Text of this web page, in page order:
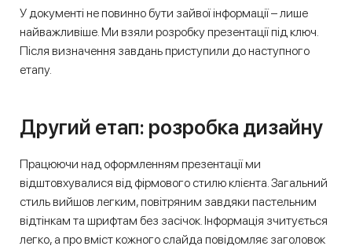
У документі не повинно бути зайвої інформації – лише
найважливіше. Ми взяли розробку презентації під ключ.
Після визначення завдань приступили до наступного
етапу.
Другий етап: розробка дизайну
Працюючи над оформленням презентації ми
відштовхувалися від фірмового стилю клієнта. Загальний
стиль вийшов легким, повітряним завдяки пастельним
відтінкам та шрифтам без засічок. Інформація зчитується
легко, а про вміст кожного слайда повідомляє заголовок